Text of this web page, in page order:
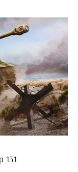
131